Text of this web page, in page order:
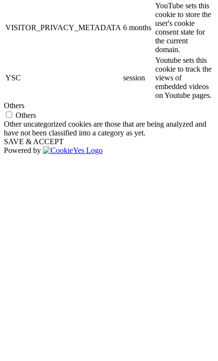
VISITOR_PRIVACY_METADATA 6 months
YouTube sets this
cookie to store the
user's cookie
consent state for
the current
domain.
YSC session
Youtube sets this
cookie to track the
views of
embedded videos
on Youtube pages.
Others
Others
Other uncategorized cookies are those that are being analyzed and
have not been classified into a category as yet.
SAVE & ACCEPT
Powered by